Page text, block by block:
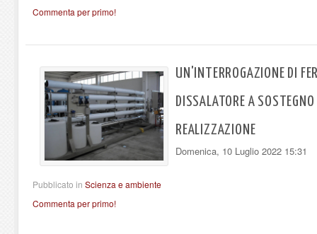
Commenta per primo!
UN'INTERROGAZIONE DI
DISSALATORE A
REALIZZAZIONE
Domenica, 10 Luglio 2022 15:31
Pubblicato in Scienza e ambiente
Commenta per primo!